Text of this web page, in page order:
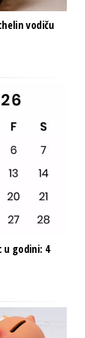
vodiču
u godini: 4